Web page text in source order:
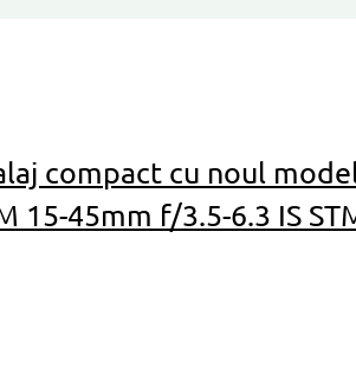
compact cu noul
15-45mm f/3.5-6.3 IS